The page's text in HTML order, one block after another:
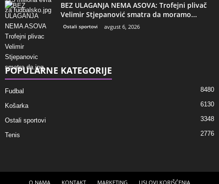
BEZ ULAGANJA NEMA ASOVA: Trofejni plivač
Velimir Stjepanović smatra da moramo...
Ostali sportovi avgust 6, 2026
POPULARNE KATEGORIJE
Fudbal 8480
Košarka 6130
Ostali sportovi 3348
Tenis 2776
O NAMA KONTAKT MARKETING USLOVI KORIŠĆENJA